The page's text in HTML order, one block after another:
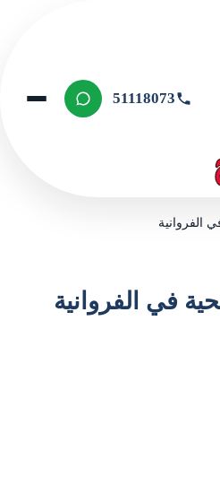
51118073
الفروانية
في الفروانية